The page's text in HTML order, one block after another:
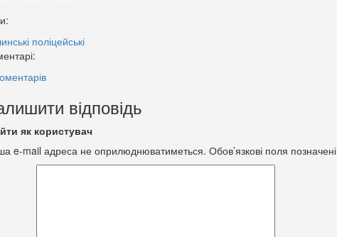
поліцейські
відповідь
як користувач
e-mail адреса не оприлюднюватиметься. Обов’язкові поля позначені